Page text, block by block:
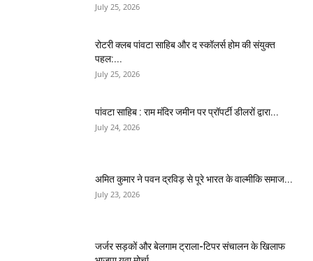
July 25, 2026
​रोटरी क्लब पांवटा साहिब और द स्कॉलर्स होम की संयुक्त
पहल:...
July 25, 2026
पांवटा साहिब : राम मंदिर जमीन पर प्रॉपर्टी डीलरों द्वारा...
July 24, 2026
अमित कुमार ने पवन द्रविड़ से पूरे भारत के वाल्मीकि समाज...
July 23, 2026
जर्जर सड़कों और बेलगाम ट्राला-टिपर संचालन के खिलाफ